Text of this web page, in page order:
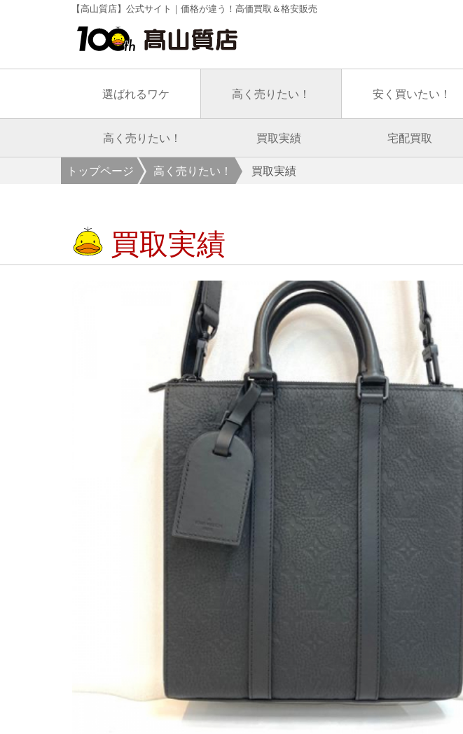
【高山質店】公式サイト｜価格が違う！高価買取＆格安販売
選ばれるワケ 高く売りたい！ 安く買いたい！
高く売りたい！ 買取実績 宅配買取
トップページ 高く売りたい！ 買取実績
買取実績